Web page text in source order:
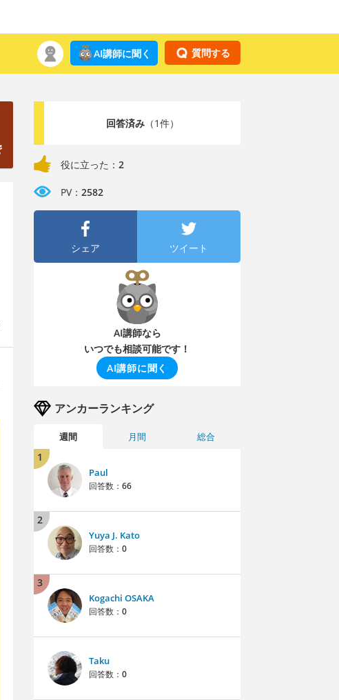
質問する
AI講師に聞く
回答済み（1件）
役に立った： 2
PV： 2582
シェア ツイート
AI講師なら
いつでも相談可能です！
AI講師に聞く
アンカーランキング
週間 月間 総合
1
Paul
回答数： 66
2
Yuya J. Kato
回答数： 0
3
Kogachi OSAKA
回答数： 0
Taku
回答数： 0